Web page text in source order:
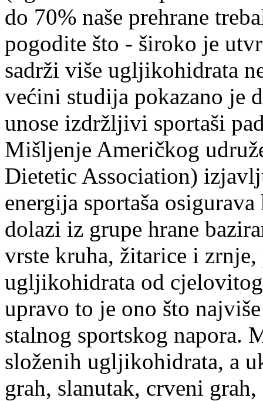
do 70% naše prehrane
pogodite što - široko je
sadrži više ugljikohidrata
većini studija pokazano je
unose izdržljivi sportaši
Mišljenje Američkog
Dietetic Association)
energija sportaša
dolazi iz grupe hrane
vrste kruha, žitarice i
ugljikohidrata od
upravo to je ono što
stalnog sportskog napora.
složenih ugljikohidrata, a
grah, slanutak, crveni